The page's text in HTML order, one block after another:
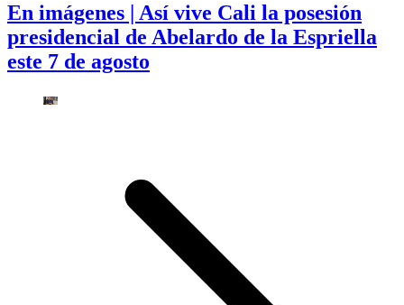
En imágenes | Así vive Cali la posesión
presidencial de Abelardo de la Espriella
este 7 de agosto